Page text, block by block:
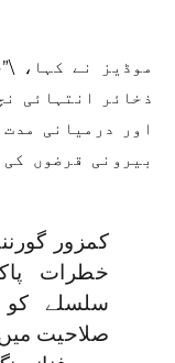
موڈیز نے کہا،
ذخائر انتہائی
اور درمیانی
بیرونی قرضوں
کمزور
خطرات
سلسلے
صلاحیت